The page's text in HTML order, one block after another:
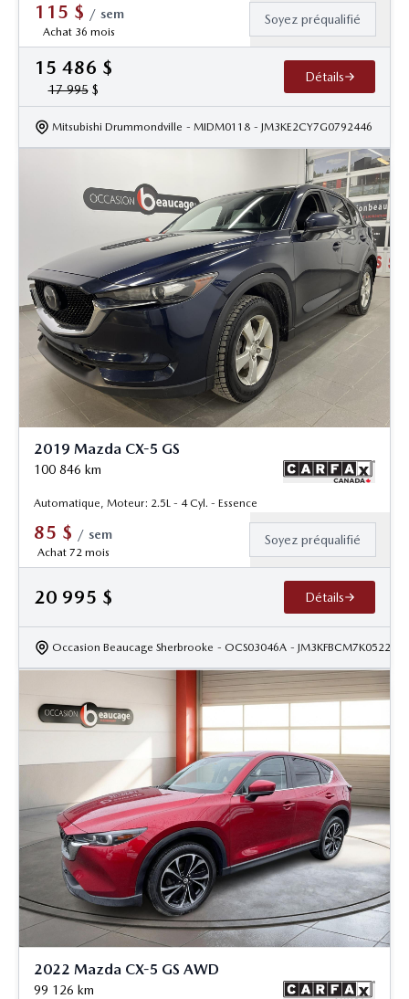
115 $ / sem
Achat 36 mois
Soyez préqualifié
15 486 $
17 995$
Détails
Mitsubishi Drummondville - MIDM0118 - JM3KE2CY7G0792446
2019 Mazda CX-5 GS
100 846 km
Automatique, Moteur: 2.5L - 4 Cyl. - Essence
85 $ / sem
Achat 72 mois
Soyez préqualifié
20 995 $ Détails
Occasion Beaucage Sherbrooke - OCS03046A - JM3KFBCM7K0522135
2022 Mazda CX-5 GS AWD
99 126 km